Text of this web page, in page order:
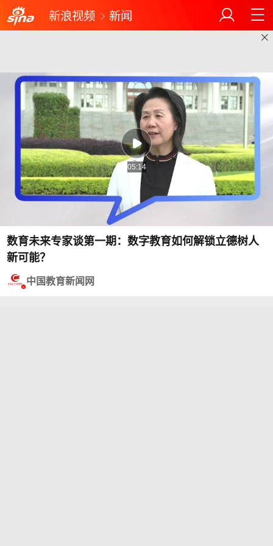
新浪视频 新闻
05:14
数育未来专家谈第一期：数字教育如何解锁立德树人
新可能？
中国教育新闻网